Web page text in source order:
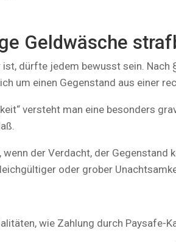
Geldwäsche
dürfte jedem bewusst sein.
um einen Gegenstand aus einer
versteht man eine besonders
der Verdacht, der
oder grober
wie Zahlung durch Paysafe-